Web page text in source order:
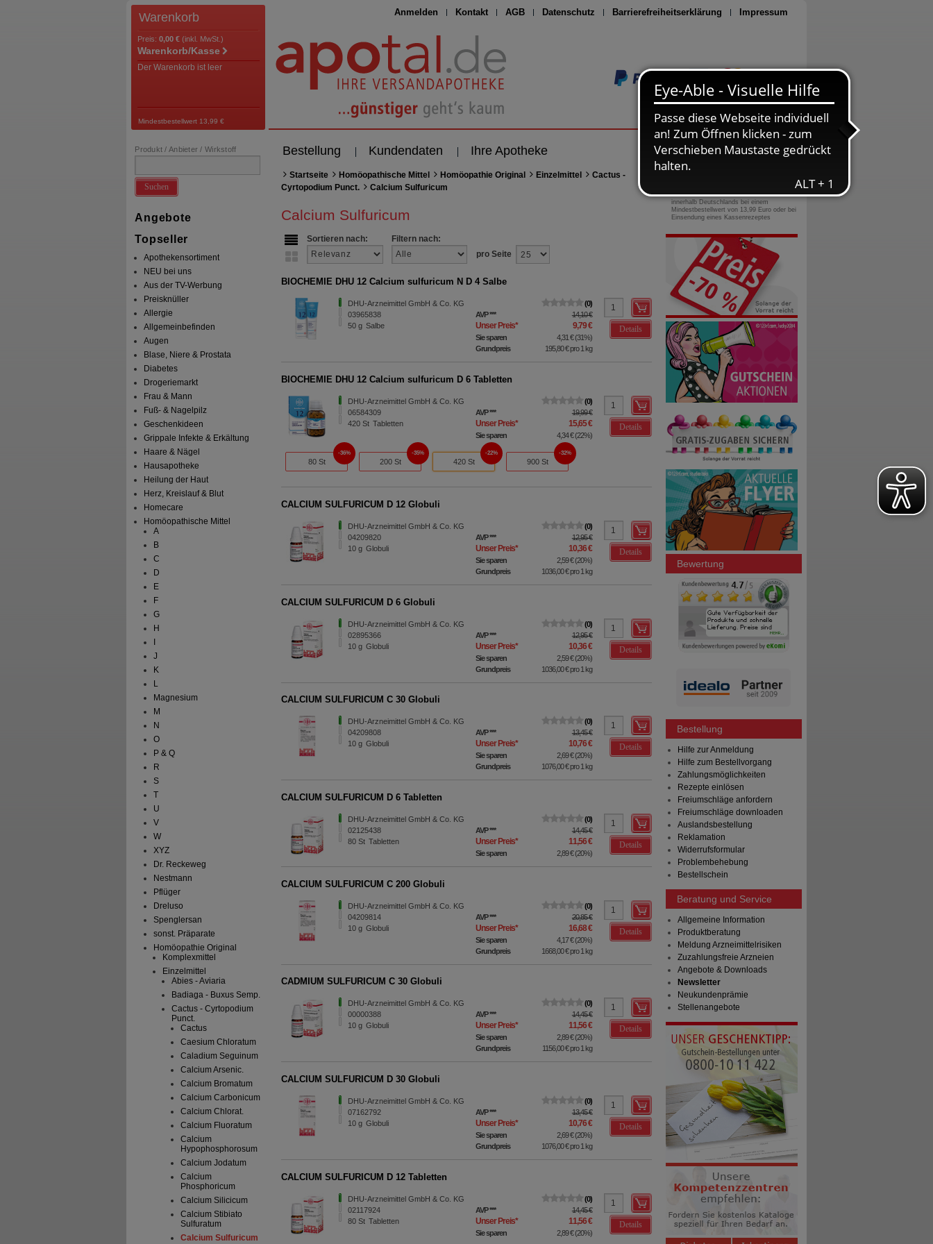
Anmelden Kontakt AGB Datenschutz Barrierefreiheitserklärung Impressum
Seite drucken
Warenkorb
Preis: 0,00 € (inkl. MwSt.)
Warenkorb/Kasse
Der Warenkorb ist leer
Mindestbestellwert 13,99 €
Bestellung Kundendaten Ihre Apotheke
Produkt / Anbieter / Wirkstoff
Suchen
Angebote
Topseller
Apothekensortiment
NEU bei uns
Aus der TV-Werbung
Preisknüller
Allergie
Allgemeinbefinden
Augen
Blase, Niere & Prostata
Diabetes
Drogeriemarkt
Frau & Mann
Fuß- & Nagelpilz
Geschenkideen
Grippale Infekte & Erkältung
Haare & Nägel
Hausapotheke
Heilung der Haut
Herz, Kreislauf & Blut
Homecare
Homöopathische Mittel
A
B
C
D
E
F
G
H
J
K
L
Magnesium
M
N
O
P & Q
R
S
T
U
V
W
XYZ
Dr. Reckeweg
Nestmann
Pflüger
Dreluso
Spenglersan
sonst. Präparate
Homöopathie Original
Komplexmittel
Einzelmittel
Abies - Aviaria
Badiaga - Buxus Semp.
Cactus - Cyrtopodium
Punct.
Cactus
Caesium Chloratum
Caladium Seguinum
Calcium Arsenic.
Calcium Bromatum
Calcium Carbonicum
Calcium Chlorat.
Calcium Fluoratum
Calcium
Hypophosphorosum
Calcium Jodatum
Calcium
Phosphoricum
Calcium Silicicum
Calcium Stibiato
Sulfuratum
Calcium Sulfuricum
Startseite Homöopathische Mittel Homöopathie Original Einzelmittel
Cactus -
Cyrtopodium Punct.
Calcium Sulfuricum
Calcium Sulfuricum
Sortieren nach:
Filtern nach:
pro Seite
BIOCHEMIE DHU 12 Calcium sulfuricum N D 4 Salbe
DHU-Arzneimittel GmbH & Co. KG
03965838
50g Salbe
0
AVP*** 14,10 €
Unser Preis* 9,79 €
Sie sparen 4,31 €(31%)
Grundpreis
195,80 €pro 1 kg
Details
BIOCHEMIE DHU 12 Calcium sulfuricum D 6 Tabletten
DHU-Arzneimittel GmbH & Co. KG
06584309
420St Tabletten
0
AVP*** 19,99 €
Unser Preis* 15,65 €
Sie sparen 4,34 €(22%)
Details
80 St
36%
200 St
35%
420 St
22%
900 St
32%
CALCIUM SULFURICUM D 12 Globuli
DHU-Arzneimittel GmbH & Co. KG
04209820
10g Globuli
0
AVP*** 12,95 €
Unser Preis* 10,36 €
Sie sparen 2,59 €(20%)
Grundpreis
1036,00 €pro 1 kg
Details
CALCIUM SULFURICUM D 6 Globuli
DHU-Arzneimittel GmbH & Co. KG
02895366
10g Globuli
0
AVP*** 12,95 €
Unser Preis* 10,36 €
Sie sparen 2,59 €(20%)
Grundpreis
1036,00 €pro 1 kg
Details
CALCIUM SULFURICUM C 30 Globuli
DHU-Arzneimittel GmbH & Co. KG
04209808
10g Globuli
0
AVP*** 13,45 €
Unser Preis* 10,76 €
Sie sparen 2,69 €(20%)
Grundpreis
1076,00 €pro 1 kg
Details
CALCIUM SULFURICUM D 6 Tabletten
DHU-Arzneimittel GmbH & Co. KG
02125438
80St Tabletten
0
AVP*** 14,45 €
Unser Preis* 11,56 €
Sie sparen 2,89 €(20%)
Details
CALCIUM SULFURICUM C 200 Globuli
DHU-Arzneimittel GmbH & Co. KG
04209814
10g Globuli
0
AVP*** 20,85 €
Unser Preis* 16,68 €
Sie sparen 4,17 €(20%)
Grundpreis
1668,00 €pro 1 kg
Details
CADMIUM SULFURICUM C 30 Globuli
DHU-Arzneimittel GmbH & Co. KG
00000388
10g Globuli
0
AVP*** 14,45 €
Unser Preis* 11,56 €
Sie sparen 2,89 €(20%)
Grundpreis
1156,00 €pro 1 kg
Details
CALCIUM SULFURICUM D 30 Globuli
DHU-Arzneimittel GmbH & Co. KG
07162792
10g Globuli
0
AVP*** 13,45 €
Unser Preis* 10,76 €
Sie sparen 2,69 €(20%)
Grundpreis
1076,00 €pro 1 kg
Details
CALCIUM SULFURICUM D 12 Tabletten
DHU-Arzneimittel GmbH & Co. KG
02117924
80St Tabletten
0
AVP*** 14,45 €
Unser Preis* 11,56 €
Sie sparen 2,89 €(20%)
Details
0800-10 11 422
gebührenfreie Rufnummer
innerhalb Deutschlands bei einem
Mindestbestellwert von 13,99 Euro oder bei
Einsendung eines Kassenrezeptes
Bewertung
Bestellung
Hilfe zur Anmeldung
Hilfe zum Bestellvorgang
Zahlungsmöglichkeiten
Rezepte einlösen
Freiumschläge anfordern
Freiumschläge downloaden
Auslandsbestellung
Reklamation
Widerrufsformular
Problembehebung
Bestellschein
Beratung und Service
Allgemeine Information
Produktberatung
Meldung Arzneimittelrisiken
Zuzahlungsfreie Arzneien
Angebote & Downloads
Newsletter
Neukundenprämie
Stellenangebote